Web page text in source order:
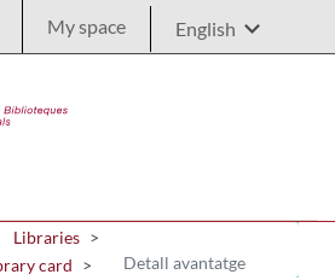
My space
Libraries
card
Detall avantatge